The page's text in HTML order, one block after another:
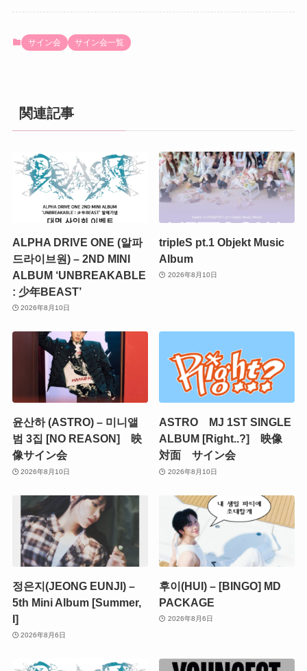
サイン会 サイン会一覧
関連記事
ALPHA DRIVE ONE (알파
드라이브원) – 2ND MINI
ALBUM ‘UNBREAKABLE
: 少年BEAST’
2026年8月10日
tripleS pt.1 Objekt Music
Album
2026年8月10日
윤산하 (ASTRO) – 미니앨
범 3집 [NO REASON] 映
像サイン会
2026年8月10日
ASTRO MJ 1ST SINGLE
ALBUM [Right..?] 映像
対面 サイン会
2026年8月10日
정은지(JEONG EUNJI) –
5th Mini Album [Summer,
I]
2026年8月6日
후이(HUI) – [BINGO] MD
PACKAGE
2026年8月6日